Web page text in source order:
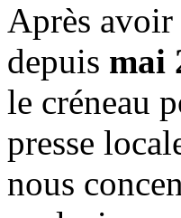
Après
depuis mai
le créneau
presse
nous